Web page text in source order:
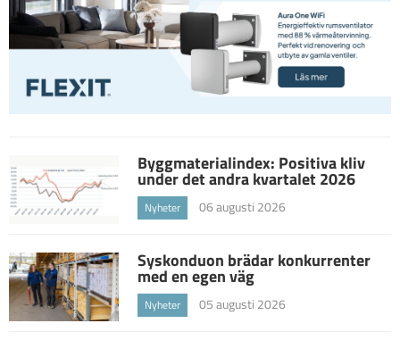
Byggmaterialindex: Positiva kliv
under det andra kvartalet 2026
Nyheter 06 augusti 2026
Syskonduon brädar konkurrenter
med en egen väg
Nyheter 05 augusti 2026